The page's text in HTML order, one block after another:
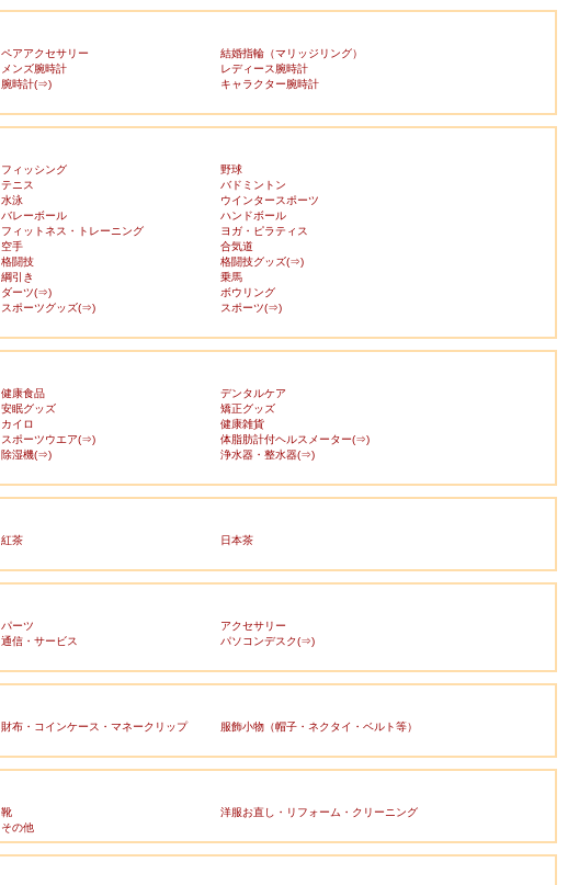
ペアアクセサリー
結婚指輪（マリッジリング）
メンズ腕時計
レディース腕時計
腕時計(⇒)
キャラクター腕時計
フィッシング
野球
テニス
バドミントン
水泳
ウインタースポーツ
バレーボール
ハンドボール
フィットネス・トレーニング
ヨガ・ピラティス
空手
合気道
格闘技
格闘技グッズ(⇒)
綱引き
乗馬
ダーツ(⇒)
ボウリング
スポーツグッズ(⇒)
スポーツ(⇒)
健康食品
デンタルケア
安眠グッズ
矯正グッズ
カイロ
健康雑貨
スポーツウエア(⇒)
体脂肪計付ヘルスメーター(⇒)
除湿機(⇒)
浄水器・整水器(⇒)
紅茶
日本茶
パーツ
アクセサリー
通信・サービス
パソコンデスク(⇒)
財布・コインケース・マネークリップ
服飾小物（帽子・ネクタイ・ベルト等）
靴
洋服お直し・リフォーム・クリーニング
その他